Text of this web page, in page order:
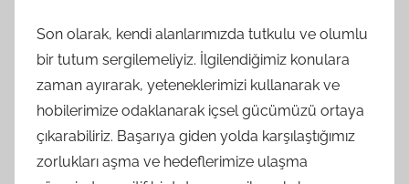
Son olarak, kendi alanlarımızda tutkulu ve olumlu
bir tutum sergilemeliyiz. İlgilendiğimiz konulara
zaman ayırarak, yeteneklerimizi kullanarak ve
hobilerimize odaklanarak içsel gücümüzü ortaya
çıkarabiliriz. Başarıya giden yolda karşılaştığımız
zorlukları aşma ve hedeflerimize ulaşma